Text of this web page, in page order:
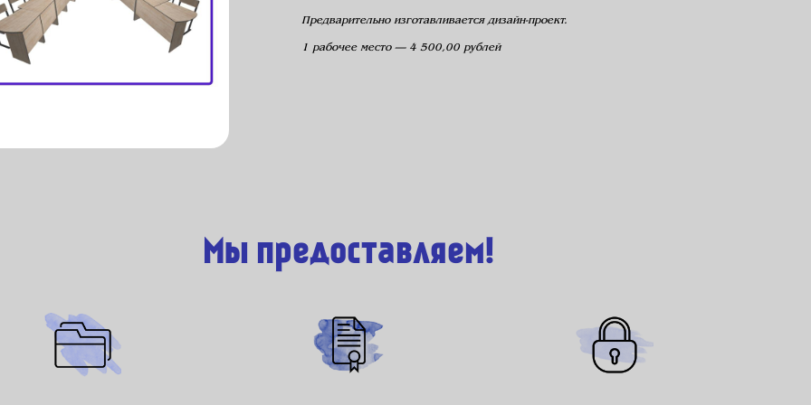
Предварительно изготавливается дизайн-проект.
1 рабочее место — 4 500,00 рублей
Мы предоставляем!